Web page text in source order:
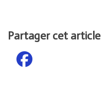
Partager cet article